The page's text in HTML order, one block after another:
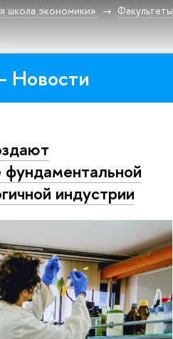
школа экономики» Факультеты
Новости
фундаментальной
индустрии